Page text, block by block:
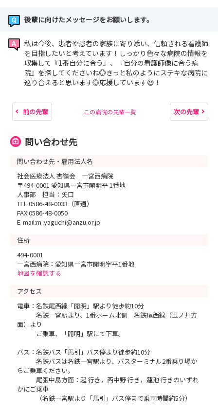
後輩に向けたメッセージをお願いします。
私は今後、患者や患者の家族に寄り添い、信頼される看護師
を目指したいと考えています！しっかり色々な病院の情報を
収集して『1番自分に合う』、『自分の看護師像に合う病
院』を探してくださいね💮きっと私のようにステキな病院に
巡り合えると思います◎応援しています😆！
前の先輩 この病院の先輩一覧 次の先輩
問い合わせ先
問い合わせ先・雇用法人名
社会医療法人 杏嶺会 一宮西病院
〒494-0001 愛知県一宮市開明平 1番地
人事部 担当：矢口
TEL:0586-48-0033（直通）
FAX:0586-48-0050
E-mail:m-yaguchi@anzu.or.jp
住所
494-0001
一宮西病院：愛知県一宮市開明字平1番地
地図を確認する
アクセス
電車：名鉄尾西線「開明」駅より徒歩約10分
名鉄一宮駅より、1番ホーム北側 名鉄尾西線（玉ノ井方
面）より
ご乗車、「開明」駅にて下車。
バス：名鉄バス「馬引」バス停より徒歩約10分
名鉄バスは名鉄一宮駅より、バスターミナル2番乗り場か
らご乗車ください。
尾張中島方面：起 行き，西中野 行き，蓮池 行きのいずれ
かにご乗車
（名鉄一宮駅より「馬引」バス停まで乗車時間約5分）